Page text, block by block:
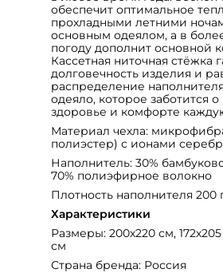
обеспечит оптимальное
прохладными летними
основным одеялом, а в
погоду дополнит основной
Кассетная ниточная стёжка
долговечность изделия и
распределение
одеяло, которое заботится
здоровье и комфорте
Материал чехла:
полиэстер) с ионами
Наполнитель: 30%
70% полиэфирное волокно
Плотность наполнителя 200
Характеристики
Размеры: 200х220 см,
см
Страна бренда: Россия